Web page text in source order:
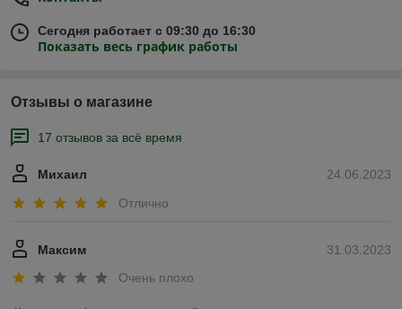
Сегодня работает с 09:30 до 16:30
Показать весь график работы
Отзывы о магазине
17 отзывов за всё время
24.06.2023
Михаил
Отлично
31.03.2023
Максим
Очень плохо